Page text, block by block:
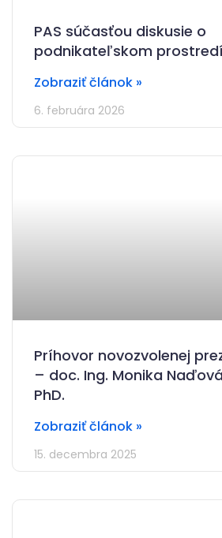
PAS súčasťou diskusie o
podnikateľskom
Zobraziť článok »
6. februára 2026
Príhovor novozvolenej
– doc. Ing. Monika
PhD.
Zobraziť článok »
15. decembra 2025